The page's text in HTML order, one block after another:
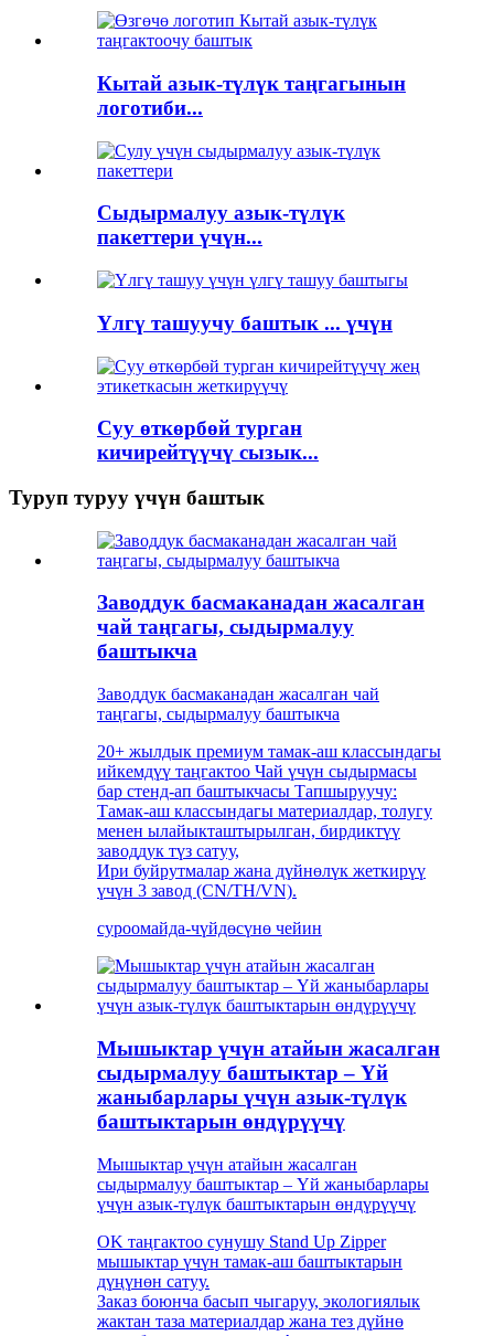
Кытай азык-түлүк таңгагынын
логотиби...
Сыдырмалуу азык-түлүк
пакеттери үчүн...
Үлгү ташуучу баштык ... үчүн
Суу өткөрбөй турган
кичирейтүүчү сызык...
Туруп туруу үчүн баштык
Заводдук басмаканадан жасалган
чай таңгагы, сыдырмалуу
баштыкча
Заводдук басмаканадан жасалган чай
таңгагы, сыдырмалуу баштыкча
20+ жылдык премиум тамак-аш классындагы
ийкемдүү таңгактоо Чай үчүн сыдырмасы
бар стенд-ап баштыкчасы Тапшыруучу:
Тамак-аш классындагы материалдар, толугу
менен ылайыкташтырылган, бирдиктүү
заводдук түз сатуу,
Ири буйрутмалар жана дүйнөлүк жеткирүү
үчүн 3 завод (CN/TH/VN).
суроомайда-чүйдөсүнө чейин
Мышыктар үчүн атайын жасалган
сыдырмалуу баштыктар – Үй
жаныбарлары үчүн азык-түлүк
баштыктарын өндүрүүчү
Мышыктар үчүн атайын жасалган
сыдырмалуу баштыктар – Үй жаныбарлары
үчүн азык-түлүк баштыктарын өндүрүүчү
OK таңгактоо сунушу Stand Up Zipper
мышыктар үчүн тамак-аш баштыктарын
дүңүнөн сатуу.
Заказ боюнча басып чыгаруу, экологиялык
жактан таза материалдар жана тез дүйнө